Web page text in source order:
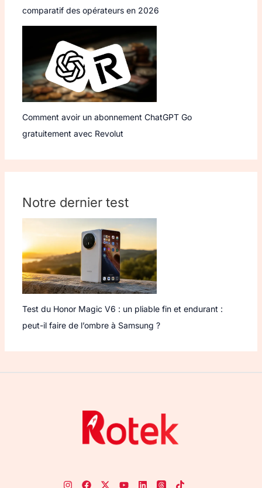
comparatif des opérateurs en 2026
Comment avoir un abonnement ChatGPT Go
gratuitement avec Revolut
Notre dernier test
Test du Honor Magic V6 : un pliable fin et endurant :
peut-il faire de l’ombre à Samsung ?